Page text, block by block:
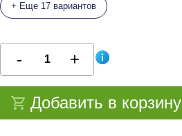
+ Еще 17 вариантов
Добавить в корзину